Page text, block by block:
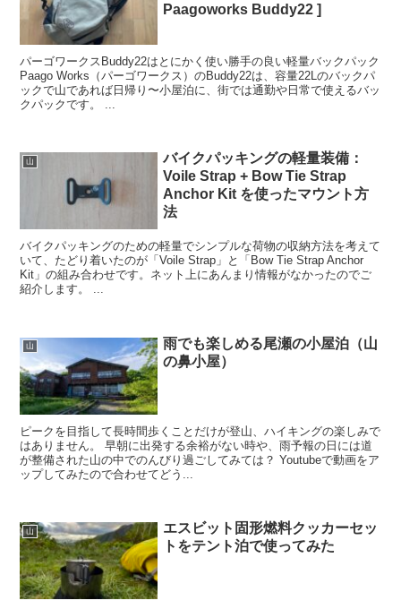
Paagoworks Buddy22 ]
パーゴワークスBuddy22はとにかく使い勝手の良い軽量バックパック
Paago Works（パーゴワークス）のBuddy22は、容量22Lのバックパ
ックで山であれば日帰り〜小屋泊に、街では通勤や日常で使えるバッ
クパックです。 ...
山
バイクパッキングの軽量装備：
Voile Strap + Bow Tie Strap
Anchor Kit を使ったマウント方
法
バイクパッキングのための軽量でシンプルな荷物の収納方法を考えて
いて、たどり着いたのが「Voile Strap」と「Bow Tie Strap Anchor
Kit」の組み合わせです。ネット上にあんまり情報がなかったのでご
紹介します。 ...
山
雨でも楽しめる尾瀬の小屋泊（山
の鼻小屋）
ピークを目指して長時間歩くことだけが登山、ハイキングの楽しみで
はありません。 早朝に出発する余裕がない時や、雨予報の日には道
が整備された山の中でのんびり過ごしてみては？ Youtubeで動画をア
ップしてみたので合わせてどう...
山
エスビット固形燃料クッカーセッ
トをテント泊で使ってみた